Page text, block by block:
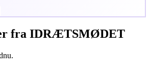
fra IDRÆTSMØDET